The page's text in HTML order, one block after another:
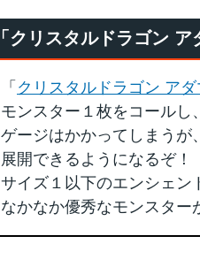
「クリスタルドラゴン
「 クリスタルドラゴン ア
モンスター１枚をコールし
ゲージはかかってしまうが
展開できるようになるぞ！
サイズ１以下のエンシェン
なかなか優秀なモンスター